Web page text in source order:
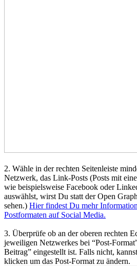
2. Wähle in der rechten Seitenleiste
Netzwerk, das Link-Posts (Posts mit
wie beispielsweise Facebook oder
auswählst, wirst Du statt der Open
sehen.) Hier findest Du mehr
Postformaten auf Social Media.
3. Überprüfe ob an der oberen rechten
jeweiligen Netzwerkes bei “Post-
Beitrag” eingestellt ist. Falls nicht,
klicken um das Post-Format zu ändern.